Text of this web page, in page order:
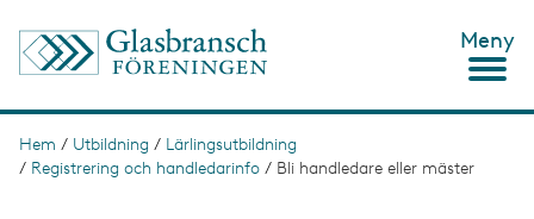
Meny
L
Hem / Utbildning / Lärlingsutbildning
/ Registrering och handledarinfo / Bli handledare eller mäster